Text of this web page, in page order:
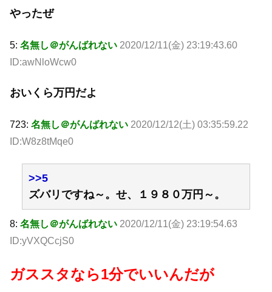
やったぜ
5: 名無し＠がんばれない 2020/12/11(金) 23:19:43.60
ID:awNloWcw0
おいくら万円だよ
723: 名無し＠がんばれない 2020/12/12(土) 03:35:59.22
ID:W8z8tMqe0
>>5
ズバリですね～。せ、１９８０万円～。
8: 名無し＠がんばれない 2020/12/11(金) 23:19:54.63
ID:yVXQCcjS0
ガススタなら1分でいいんだが